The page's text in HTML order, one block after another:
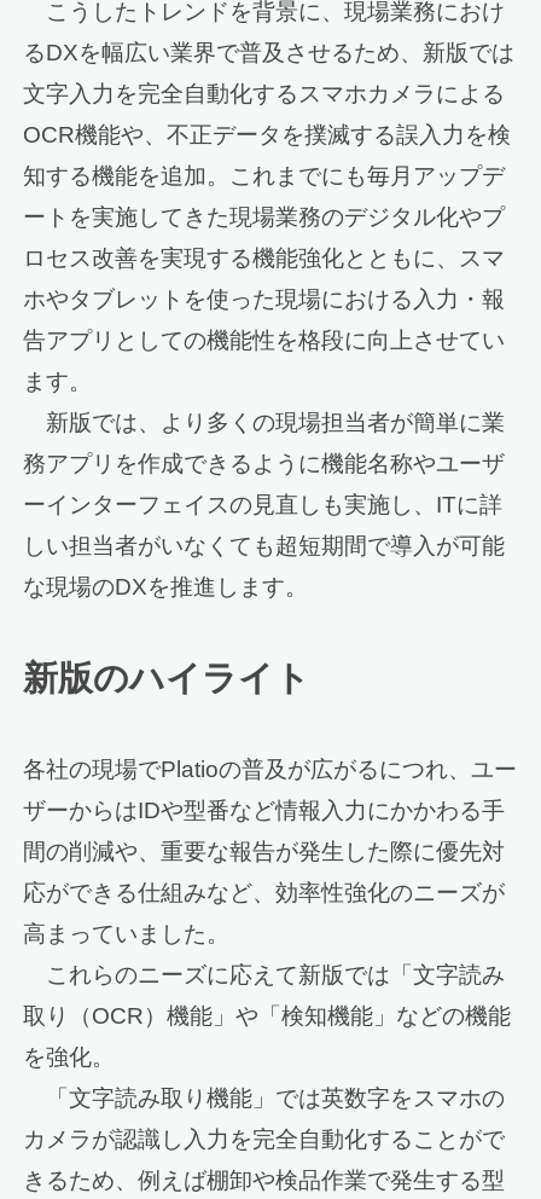
こうしたトレンドを背景に、現場業務におけ
るDXを幅広い業界で普及させるため、新版では
文字入力を完全自動化するスマホカメラによる
OCR機能や、不正データを撲滅する誤入力を検
知する機能を追加。これまでにも毎月アップデ
ートを実施してきた現場業務のデジタル化やプ
ロセス改善を実現する機能強化とともに、スマ
ホやタブレットを使った現場における入力・報
告アプリとしての機能性を格段に向上させてい
ます。
新版では、より多くの現場担当者が簡単に業
務アプリを作成できるように機能名称やユーザ
ーインターフェイスの見直しも実施し、ITに詳
しい担当者がいなくても超短期間で導入が可能
な現場のDXを推進します。
新版のハイライト
各社の現場でPlatioの普及が広がるにつれ、ユー
ザーからはIDや型番など情報入力にかかわる手
間の削減や、重要な報告が発生した際に優先対
応ができる仕組みなど、効率性強化のニーズが
高まっていました。
これらのニーズに応えて新版では「文字読み
取り（OCR）機能」や「検知機能」などの機能
を強化。
「文字読み取り機能」では英数字をスマホの
カメラが認識し入力を完全自動化することがで
きるため、例えば棚卸や検品作業で発生する型